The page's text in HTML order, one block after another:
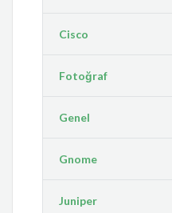
Cisco
Fotoğraf
Genel
Gnome
Juniper